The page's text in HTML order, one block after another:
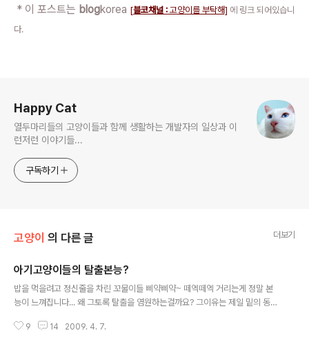
* 이 포스트는 blogkorea [블코채널 : 고양이를 부탁해] 에 링크 되어있습니
다.
Happy Cat
열두마리들의 고양이들과 함께 생활하는 개발자의 일상과 이
런저런 이야기들...
구독하기
고양이 의 다른 글 더보기
아기고양이들의 탈출본능?
밥을 먹을려고 정신줄을 차린 꼬물이들 삐약삐약~ 떼엑떼엑 거리는게 정말 본
능이 느껴집니다... 왜 그토록 탈출을 염원하는걸까요? 그이유는 제일 밑의 동영
덕일이랑 덕희가 젖을 많이 못먹어서 걱정이네요. * 이 포스트는 blogkorea
9 14 2009. 4. 7.